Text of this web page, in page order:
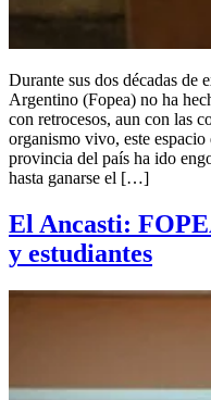
Durante sus dos décadas de
Argentino (Fopea) no ha
con retrocesos, aun con las
organismo vivo, este espacio
provincia del país ha ido
hasta ganarse el […]
El Ancasti:
y estudiantes